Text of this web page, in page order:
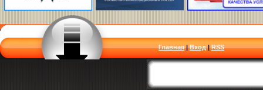
Главная |Вход|RSS